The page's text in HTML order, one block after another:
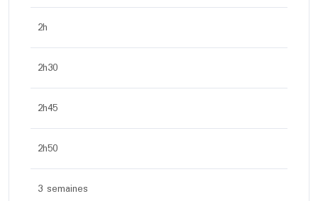
2h
2h30
2h45
2h50
3 semaines